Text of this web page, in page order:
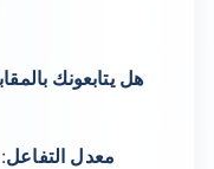
هل يتابعونك
معدل التفاعل